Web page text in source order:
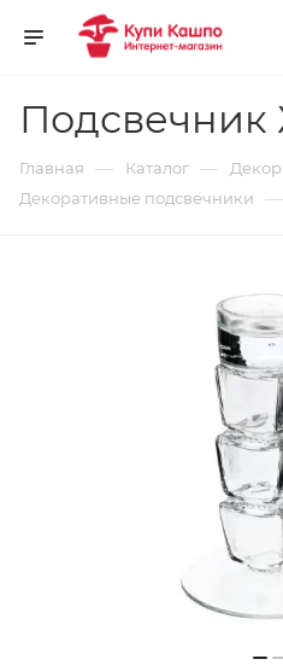
Подсвечник
Главная — Каталог —
Декоративные подсвечники —